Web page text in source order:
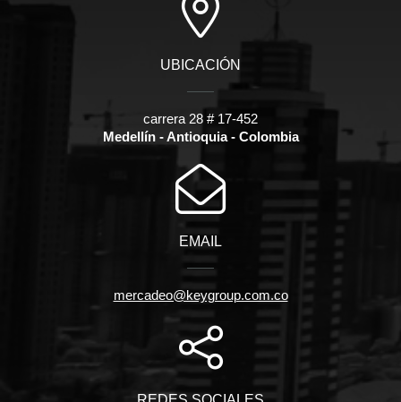
UBICACIÓN
carrera 28 # 17-452
Medellín - Antioquia - Colombia
EMAIL
mercadeo@keygroup.com.co